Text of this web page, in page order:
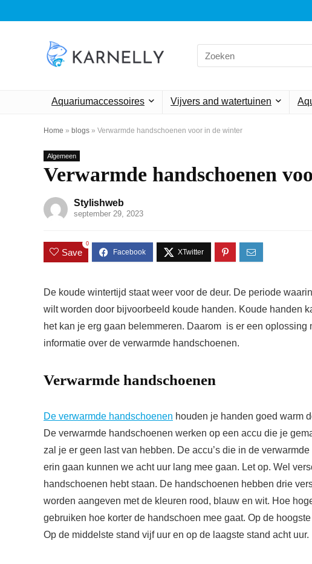
Search
for:
Aquariumaccessoires Vijvers and watertuinen
Home » blogs » Verwarmde handschoenen voor in de winter
Algemeen
Verwarmde handschoenen
Stylishweb
september 29, 2023
Save
0
De koude wintertijd staat weer voor de deur. De periode
wilt worden door bijvoorbeeld koude handen. Koude handen
het kan je erg gaan belemmeren. Daarom is er een
informatie over de verwarmde handschoenen.
Verwarmde handschoenen
De verwarmde handschoenen houden je handen goed warm
De verwarmde handschoenen werken op een accu die je
zal je er geen last van hebben. De accu’s die in de
erin gaan kunnen we acht uur lang mee gaan. Let op. Wel
handschoenen hebt staan. De handschoenen hebben drie
worden aangeven met de kleuren rood, blauw en wit. Hoe
gebruiken hoe korter de handschoen mee gaat. Op de
Op de middelste stand vijf uur en op de laagste stand acht uur.